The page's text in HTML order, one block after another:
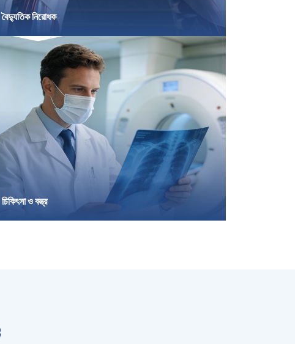
বৈদ্যুতিক নিরোধক
চিকিৎসা ও বস্ত্র